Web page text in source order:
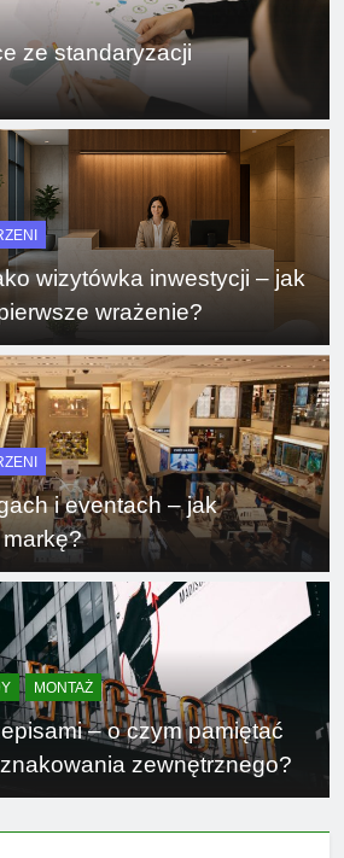
ze standaryzacji
wizytówka inwestycji – jak
wrażenie?
i eventach – jak
MONTAŻ
– o czym pamiętać
zewnętrznego?